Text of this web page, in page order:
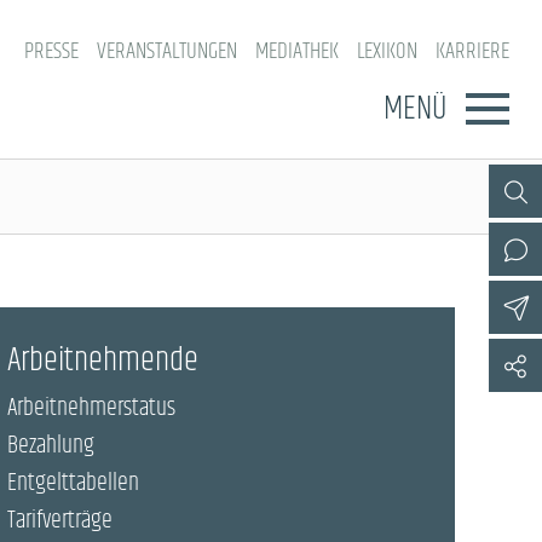
PRESSE VERANSTALTUNGEN MEDIATHEK LEXIKON KARRIERE
MENÜ
Arbeitnehmende
Arbeitnehmerstatus
Bezahlung
Entgelttabellen
Tarifverträge